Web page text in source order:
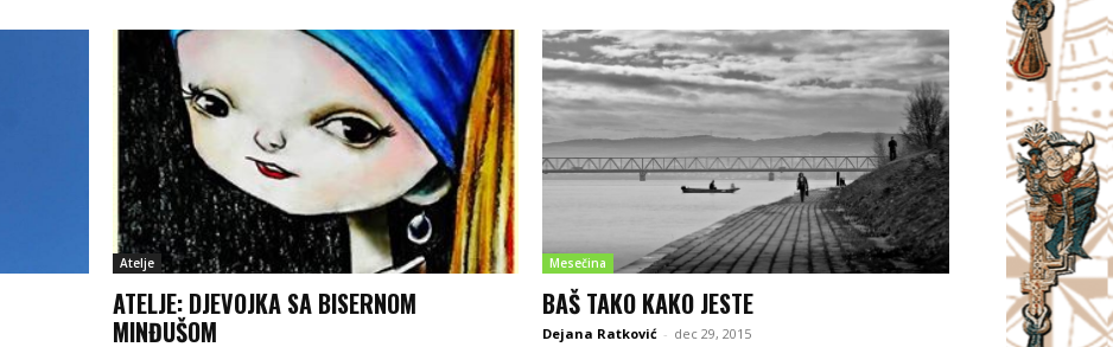
Atelje
ATELJE: DJEVOJKA SA BISERNOM
MINĐUŠOM
Mesečina
BAŠ TAKO KAKO JESTE
Dejana Ratković - dec 29, 2015